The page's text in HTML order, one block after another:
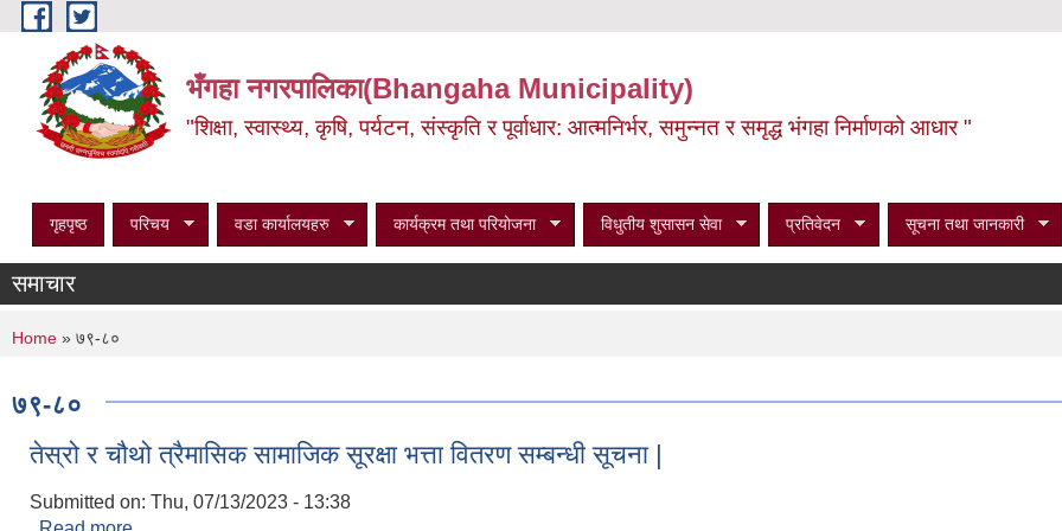
Skip to main content
भँगहा नगरपालिका(Bhangaha Municipality)
"शिक्षा, स्वास्थ्य, कृषि, पर्यटन, संस्कृति र पूर्वाधार: आत्मनिर्भर, समुन्नत र समृद्ध भंगहा निर्माणको आधार "
गृहपृष्ठ परिचय वडा कार्यालयहरु कार्यक्रम तथा परियोजना विधुतीय शुसासन सेवा प्रतिवेदन सूचना तथा जानकारी
समाचार
You are here
Home » ७९-८०
७९-८०
तेस्रो र चौथो त्रैमासिक सामाजिक सूरक्षा भत्ता वितरण सम्बन्धी सूचना |
Submitted on: Thu, 07/13/2023 - 13:38